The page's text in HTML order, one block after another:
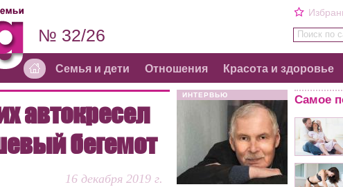
№ 32/26 Поиск по
Семья и дети Отношения Красота и здоровье
Самое
ИНТЕРВЬЮ
автокресел
бегемот
16 декабря 2019 г.